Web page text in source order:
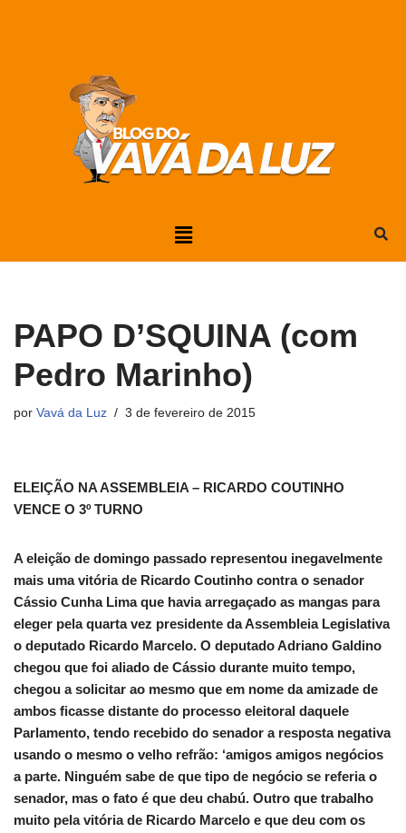
PAPO D’SQUINA (com
Pedro Marinho)
por Vavá da Luz 3 de fevereiro de 2015
ELEIÇÃO NA ASSEMBLEIA – RICARDO COUTINHO
VENCE O 3º TURNO
A eleição de domingo passado representou inegavelmente
mais uma vitória de Ricardo Coutinho contra o senador
Cássio Cunha Lima que havia arregaçado as mangas para
eleger pela quarta vez presidente da Assembleia Legislativa
o deputado Ricardo Marcelo. O deputado Adriano Galdino
chegou que foi aliado de Cássio durante muito tempo,
chegou a solicitar ao mesmo que em nome da amizade de
ambos ficasse distante do processo eleitoral daquele
Parlamento, tendo recebido do senador a resposta negativa
usando o mesmo o velho refrão: ‘amigos amigos negócios
a parte. Ninguém sabe de que tipo de negócio se referia o
senador, mas o fato é que deu chabú. Outro que trabalho
muito pela vitória de Ricardo Marcelo e que deu com os